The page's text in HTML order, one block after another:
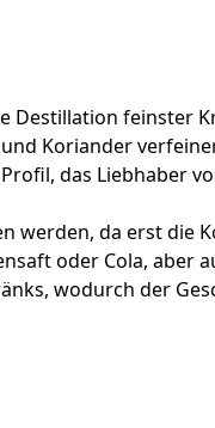
feinster
Koriander
das Liebhaber
werden, da erst die
oder Cola,
wodurch der